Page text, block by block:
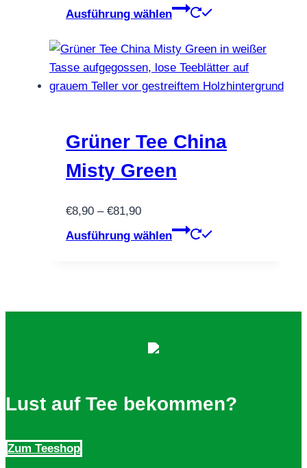
werden
€6,90
€118,00
Ausführung wählen
Dieses
weist
mehrere
Varianten
Optionen
gewählt
Grüner Tee China
Misty Green
€8,90 – €81,90Preisspanne:
€8,90
Ausführung wählen
Dieses
der
Lust auf Tee bekommen?
Zum Teeshop